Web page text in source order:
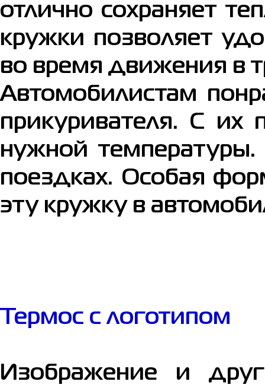
отлично сохраняет
кружки позволяет
во время движения в
Автомобилистам
прикуривателя. С
нужной
поездках. Особая
эту кружку в
Термос с логотипом
Изображение и